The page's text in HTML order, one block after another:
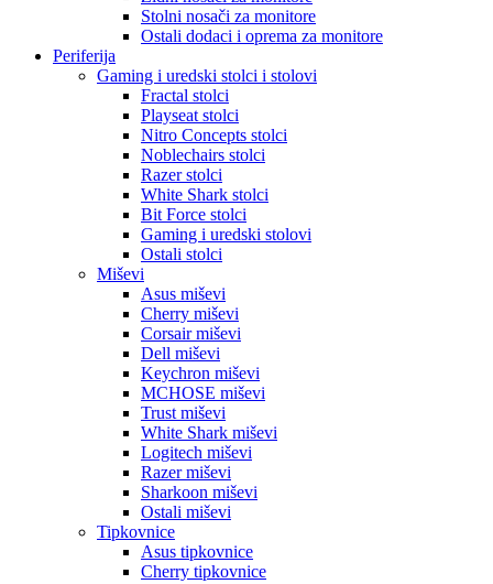
Stolni nosači za monitore
Ostali dodaci i oprema za monitore
Periferija
Gaming i uredski stolci i stolovi
Fractal stolci
Playseat stolci
Nitro Concepts stolci
Noblechairs stolci
Razer stolci
White Shark stolci
Bit Force stolci
Gaming i uredski stolovi
Ostali stolci
Miševi
Asus miševi
Cherry miševi
Corsair miševi
Dell miševi
Keychron miševi
MCHOSE miševi
Trust miševi
White Shark miševi
Logitech miševi
Razer miševi
Sharkoon miševi
Ostali miševi
Tipkovnice
Asus tipkovnice
Cherry tipkovnice